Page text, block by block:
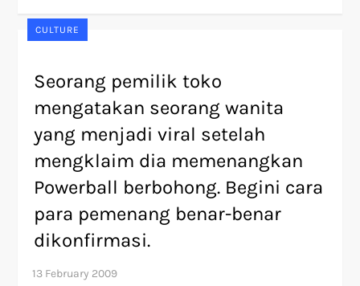
CULTURE
Seorang pemilik toko
mengatakan seorang wanita
yang menjadi viral setelah
mengklaim dia memenangkan
Powerball berbohong. Begini cara
para pemenang benar-benar
dikonfirmasi.